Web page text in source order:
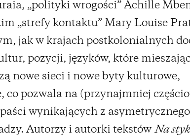
„polityki wrogości” Achille
„strefy kontaktu” Mary Louise
jak w krajach postkolonialnych
pozycji, języków, które
nowe sieci i nowe byty kulturowe,
co pozwala na (przynajmniej
wynikających z asymetrycznego
Autorzy i autorki tekstów Na